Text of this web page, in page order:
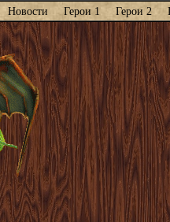
Новости Герои 1 Герои 2